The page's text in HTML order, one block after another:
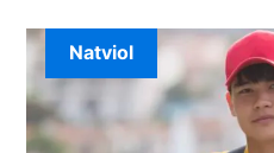
Natviol